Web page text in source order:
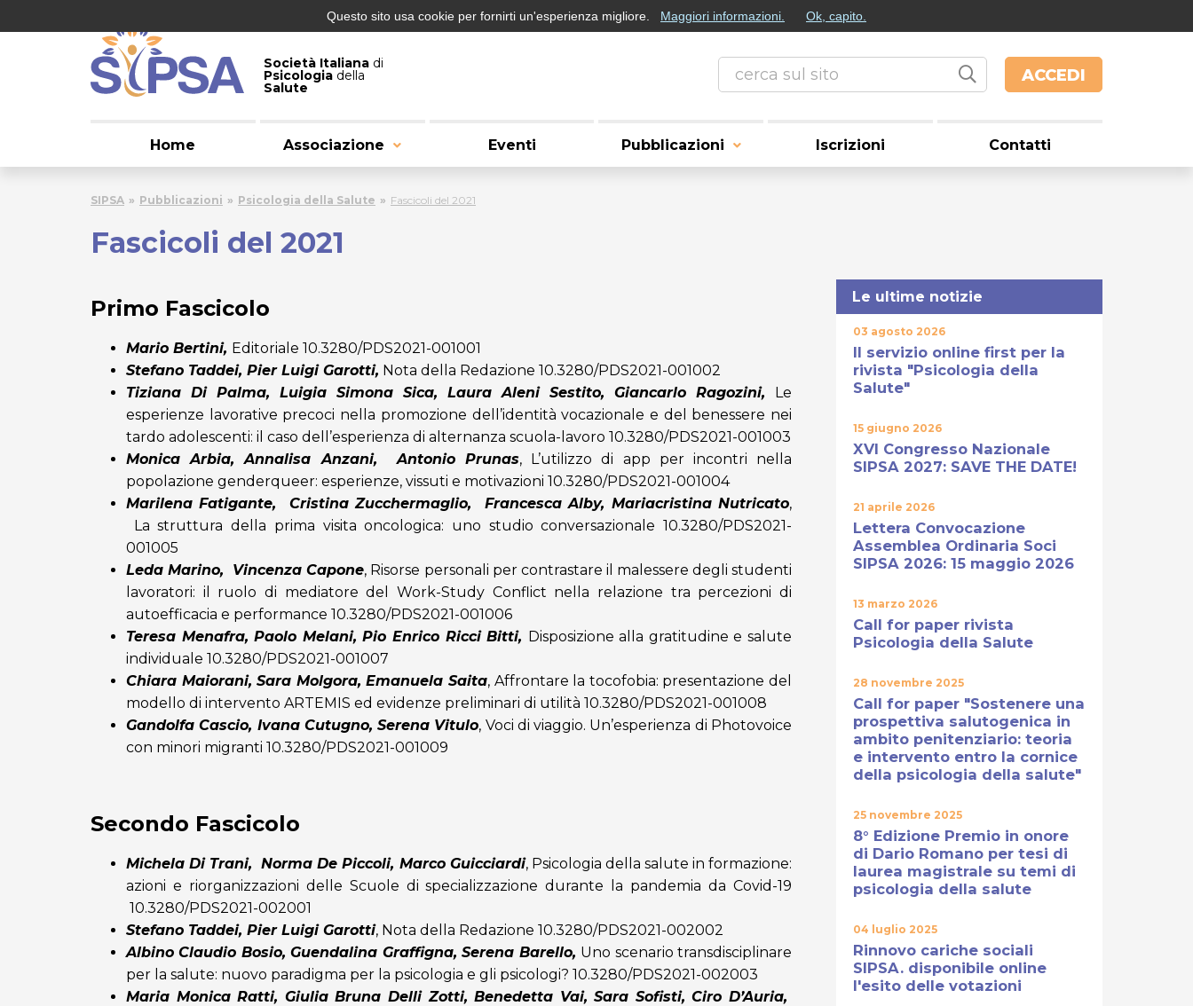
Società Italiana di
Psicologia della
Salute
ACCEDI
Home Associazione Eventi Pubblicazioni Iscrizioni Contatti
SIPSA Pubblicazioni Psicologia della Salute Fascicoli del 2021
Fascicoli del 2021
Primo Fascicolo
Mario Bertini, Editoriale 10.3280/PDS2021-001001
Stefano Taddei, Pier Luigi Garotti, Nota della Redazione 10.3280/PDS2021-001002
Tiziana Di Palma, Luigia Simona Sica, Laura Aleni Sestito, Giancarlo Ragozini,
Le
esperienze lavorative precoci nella promozione dell’identità vocazionale e del benessere nei
tardo adolescenti: il caso dell’esperienza di alternanza scuola-lavoro 10.3280/PDS2021-001003
Monica Arbia, Annalisa Anzani, Antonio Prunas, L’utilizzo di app per incontri nella
popolazione genderqueer: esperienze, vissuti e motivazioni 10.3280/PDS2021-001004
Marilena Fatigante, Cristina Zucchermaglio, Francesca Alby, Mariacristina Nutricato,
La struttura della prima visita oncologica: uno studio conversazionale 10.3280/PDS2021-
001005
Leda Marino, Vincenza Capone, Risorse personali per contrastare il malessere degli studenti
lavoratori: il ruolo di mediatore del Work-Study Conflict nella relazione tra percezioni di
autoefficacia e performance 10.3280/PDS2021-001006
Teresa Menafra, Paolo Melani, Pio Enrico Ricci Bitti, Disposizione alla gratitudine e salute
individuale 10.3280/PDS2021-001007
Chiara Maiorani, Sara Molgora, Emanuela Saita, Affrontare la tocofobia: presentazione del
modello di intervento ARTEMIS ed evidenze preliminari di utilità 10.3280/PDS2021-001008
Gandolfa Cascio, Ivana Cutugno, Serena Vitulo, Voci di viaggio. Un’esperienza di Photovoice
con minori migranti 10.3280/PDS2021-001009
Secondo Fascicolo
Michela Di Trani, Norma De Piccoli, Marco Guicciardi, Psicologia della salute in formazione:
azioni e riorganizzazioni delle Scuole di specializzazione durante la pandemia da Covid-19
10.3280/PDS2021-002001
Stefano Taddei, Pier Luigi Garotti, Nota della Redazione 10.3280/PDS2021-002002
Albino Claudio Bosio, Guendalina Graffigna, Serena Barello, Uno scenario transdisciplinare
per la salute: nuovo paradigma per la psicologia e gli psicologi? 10.3280/PDS2021-002003
Maria Monica Ratti, Giulia Bruna Delli Zotti, Benedetta Vai, Sara Sofisti, Ciro D’Auria,
Le ultime notizie
03 agosto 2026
Il servizio online first per la
rivista "Psicologia della
Salute"
15 giugno 2026
XVI Congresso Nazionale
SIPSA 2027: SAVE THE DATE!
21 aprile 2026
Lettera Convocazione
Assemblea Ordinaria Soci
SIPSA 2026: 15 maggio 2026
13 marzo 2026
Call for paper rivista
Psicologia della Salute
28 novembre 2025
Call for paper "Sostenere una
prospettiva salutogenica in
ambito penitenziario: teoria
e intervento entro la cornice
della psicologia della salute"
25 novembre 2025
8° Edizione Premio in onore
di Dario Romano per tesi di
laurea magistrale su temi di
psicologia della salute
04 luglio 2025
Rinnovo cariche sociali
SIPSA. disponibile online
l'esito delle votazioni
Questo sito usa cookie per fornirti un'esperienza migliore. Maggiori informazioni. Ok, capito.